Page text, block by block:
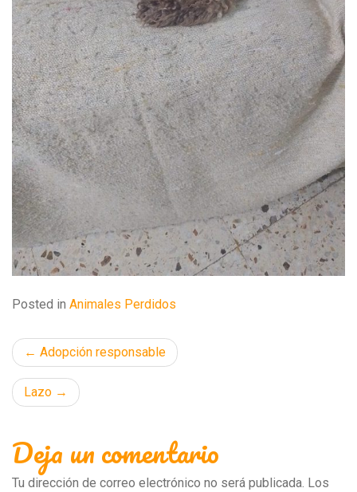
Posted in Animales Perdidos
Navegación
de
entradas
Adopción responsable
Lazo
Deja un comentario
Tu dirección de correo electrónico no será publicada. Los